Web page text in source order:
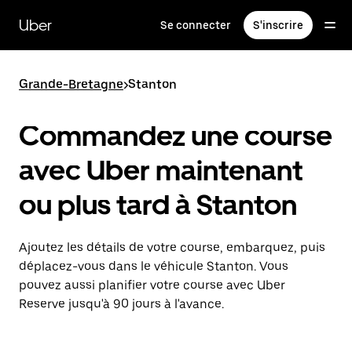
contenu
principal
Uber Se connecter S'inscrire
Grande-Bretagne>Stanton
Commandez une course
avec Uber maintenant
ou plus tard à Stanton
Ajoutez les détails de votre course, embarquez, puis
déplacez-vous dans le véhicule Stanton. Vous
pouvez aussi planifier votre course avec Uber
Reserve jusqu'à 90 jours à l'avance.